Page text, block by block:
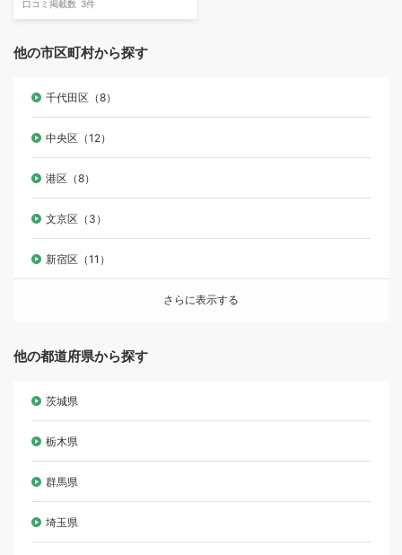
口コミ掲載数 3件
他の市区町村から探す
千代田区（8）
中央区（12）
港区（8）
文京区（3）
新宿区（11）
さらに表示する
他の都道府県から探す
茨城県
栃木県
群馬県
埼玉県